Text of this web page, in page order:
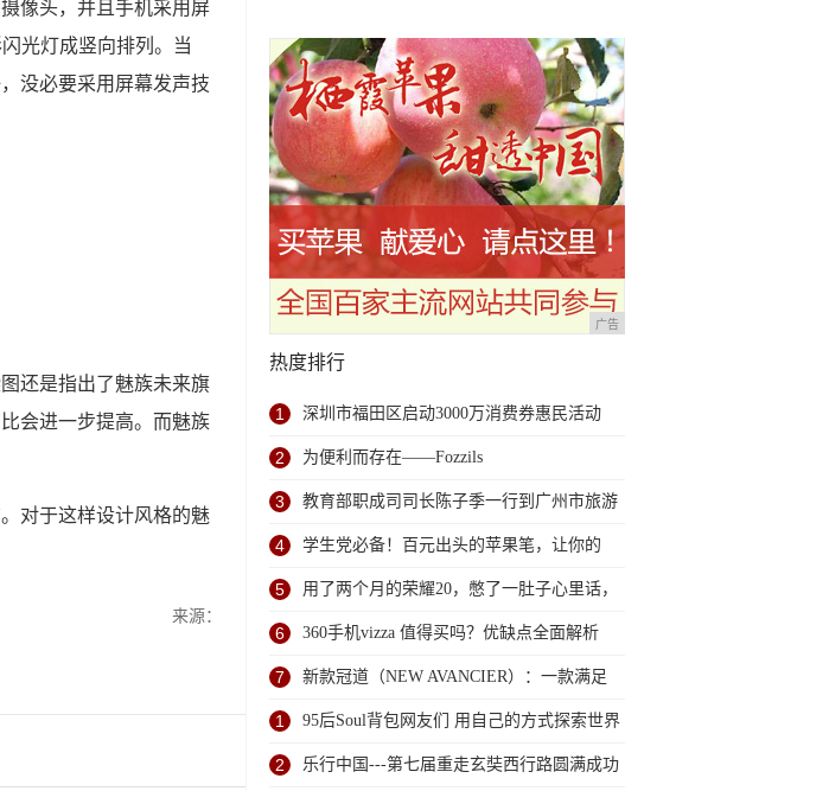
像头，并且手机采用屏
光灯成竖向排列。当
没必要采用屏幕发声技
还是指出了魅族未来旗
会进一步提高。而魅族
对于这样设计风格的魅
来源：
广告
热度排行
1 深圳市福田区启动3000万消费券惠民活动
2 为便利而存在——Fozzils
3 教育部职成司司长陈子季一行到广州市旅游
商务职业学校考察调研
4 学生党必备！百元出头的苹果笔，让你的
iPad成为学习神器
5 用了两个月的荣耀20，憋了一肚子心里话，
今天终于一吐为快
6 360手机vizza 值得买吗？优缺点全面解析
7 新款冠道（NEW AVANCIER）：一款满足
任何苛刻要求的SUV
1 95后Soul背包网友们 用自己的方式探索世界
2 乐行中国---第七届重走玄奘西行路圆满成功